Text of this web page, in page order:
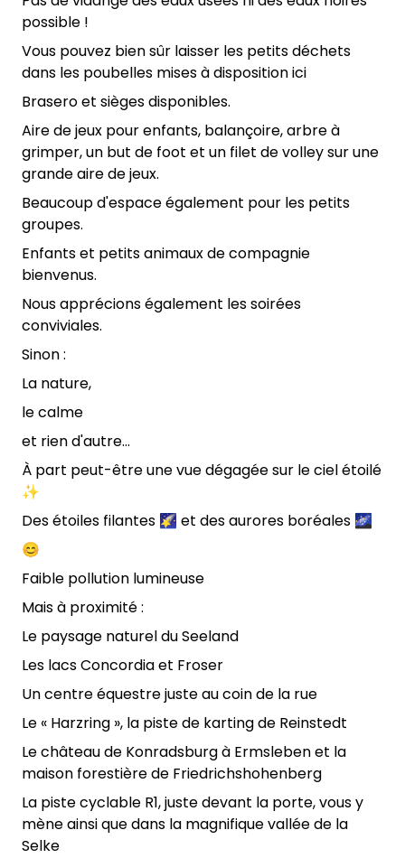
possible !
Vous pouvez bien sûr laisser les petits déchets
dans les poubelles mises à disposition ici
Brasero et sièges disponibles.
Aire de jeux pour enfants, balançoire, arbre à
grimper, un but de foot et un filet de volley sur une
grande aire de jeux.
Beaucoup d'espace également pour les petits
groupes.
Enfants et petits animaux de compagnie
bienvenus.
Nous apprécions également les soirées
conviviales.
Sinon :
La nature,
le calme
et rien d'autre...
À part peut-être une vue dégagée sur le ciel étoilé
✨
Des étoiles filantes 🌠 et des aurores boréales 🌌
😊
Faible pollution lumineuse
Mais à proximité :
Le paysage naturel du Seeland
Les lacs Concordia et Froser
Un centre équestre juste au coin de la rue
Le « Harzring », la piste de karting de Reinstedt
Le château de Konradsburg à Ermsleben et la
maison forestière de Friedrichshohenberg
La piste cyclable R1, juste devant la porte, vous y
mène ainsi que dans la magnifique vallée de la
Selke